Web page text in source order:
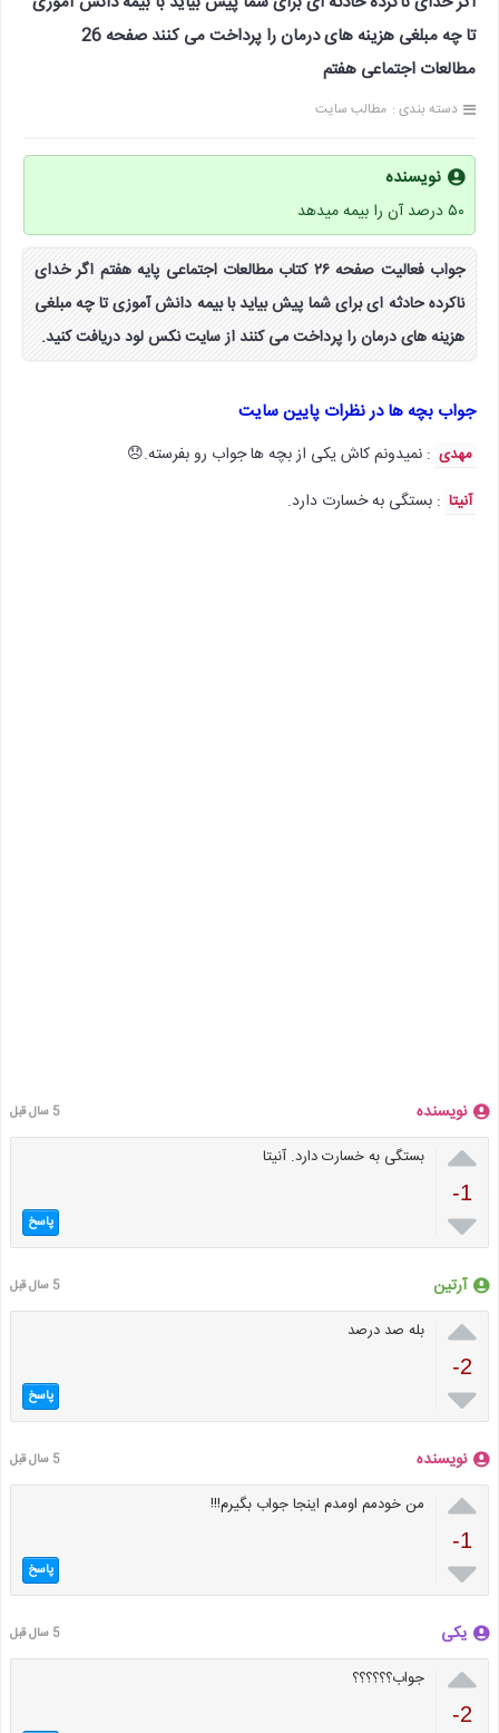
تا چه مبلغی هزینه های درمان را پرداخت می کنند صفحه 26
مطالعات اجتماعی هفتم
دسته بندی : مطالب سایت
نویسنده
۵۰ درصد آن را بیمه میدهد
جواب فعالیت صفحه ۲۶ کتاب مطالعات اجتماعی پایه هفتم اگر خدای
ناکرده حادثه ای برای شما پیش بیاید با بیمه دانش آموزی تا چه مبلغی
هزینه های درمان را پرداخت می کنند از سایت نکس لود دریافت کنید.
جواب بچه ها در نظرات پایین سایت
مهدی : نمیدونم کاش یکی از بچه ها جواب رو بفرسته.😞
آنیتا : بستگی به خسارت دارد.
نویسنده 5 سال قبل

-1

بستگی به خسارت دارد. آنیتا
پاسخ
آرتین 5 سال قبل

-2

بله صد درصد
پاسخ
نویسنده 5 سال قبل

-1

من خودمم اومدم اینجا جواب بگیرم!!!
پاسخ
یکی 5 سال قبل

-2
جواب؟؟؟؟؟؟